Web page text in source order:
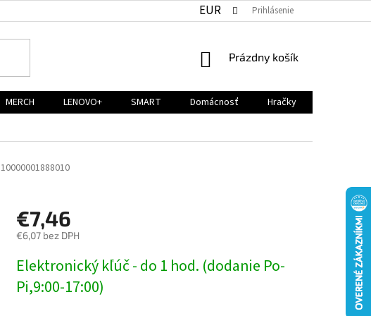
EUR Prihlásenie
NÁKUPNÝ
Prázdny košík
MERCH LENOVO+ SMART Domácnosť
Hračky
10000001888010
€7,46
€6,07 bez DPH
cena:
Elektronický kľúč - do 1 hod. (dodanie Po-
Pi,9:00-17:00)